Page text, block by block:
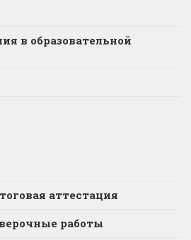
в образовательной
аттестация
работы